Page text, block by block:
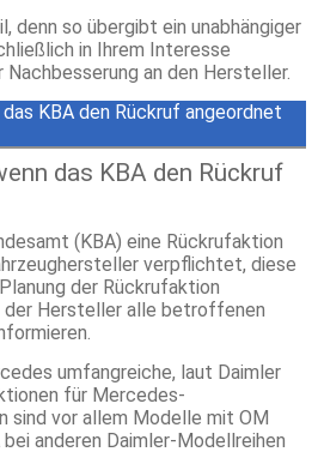
denn so übergibt ein unabhängiger
in Ihrem Interesse
an den Hersteller.
KBA den Rückruf angeordnet
das KBA den Rückruf
(KBA) eine Rückrufaktion
verpflichtet, diese
der Rückrufaktion
der Hersteller alle betroffenen
umfangreiche, laut Daimler
für Mercedes-
sind vor allem Modelle mit OM
anderen Daimler-Modellreihen